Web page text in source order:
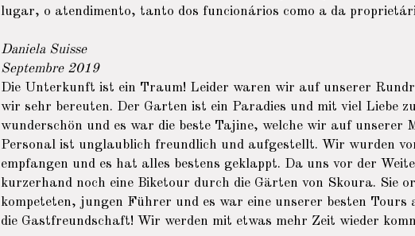
lugar, o atendimento, tanto dos funcionários como a da
Daniela Suisse
Septembre 2019
Die Unterkunft ist ein Traum! Leider waren wir auf unserer
wir sehr bereuten. Der Garten ist ein Paradies und mit viel Liebe
wunderschön und es war die beste Tajine, welche wir auf unserer
Personal ist unglaublich freundlich und aufgestellt. Wir wurden
empfangen und es hat alles bestens geklappt. Da uns vor der
kurzerhand noch eine Biketour durch die Gärten von Skoura. Sie
kompeteten, jungen Führer und es war eine unserer besten
die Gastfreundschaft! Wir werden mit etwas mehr Zeit wieder